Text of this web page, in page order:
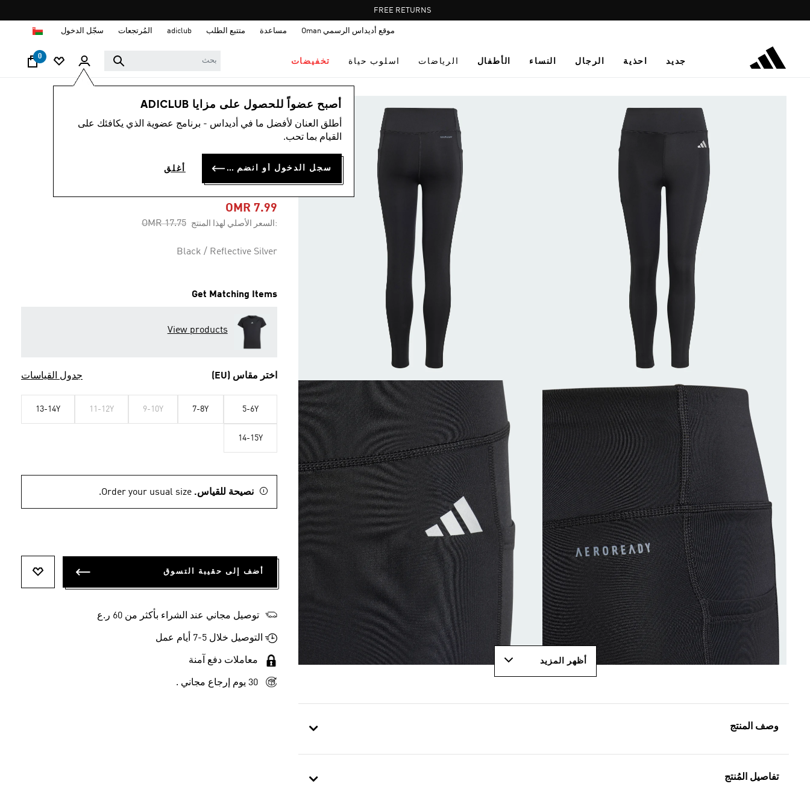
Pause
promotion
FREE RETURNS
موقع أديداس الرسمي Oman مساعدة متتبع الطلب adiclub المُرتجعات سجّل الدخول
جديد احذية الرجال النساء الأطفال الرياضات اسلوب حياة تخفيضات
0
أصبح عضواً للحصول على مزايا ADICLUB
أطلق العنان لأفضل ما في أديداس - برنامج عضوية الذي يكافئك على
القيام بما تحب.
سجل الدخول أو انضم الآن أغلق
أظهر المزيد
وصف المنتج
تفاصيل المُنتج
الأطفال الملابس
بنطال ضيق للأطفال
OPTIME 7/8
OMR 7.99
:السعر الأصلي لهذا المنتج Price reduced from
OMR 17.75
to
Black / Reflective Silver
Get Matching Items
View products
اختر مقاس (EU) جدول القياسات
5-6Y
7-8Y
9-10Y
11-12Y
13-14Y
14-15Y
نصيحة للقياس.Order your usual size.
أضف إلى حقيبة التسوق
توصيل مجاني عند الشراء بأكثر من 60 ر.ع
التوصيل خلال 5-7 أيام عمل
معاملات دفع آمنة
30 يوم إرجاع مجاني .